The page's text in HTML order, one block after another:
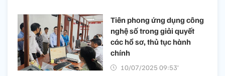
Tiên phong ứng dụng công
nghệ số trong giải quyết
các hồ sơ, thủ tục hành
chính ​
10/07/2025 09:53’